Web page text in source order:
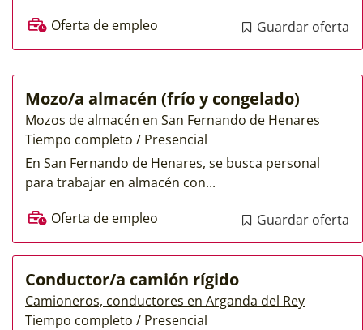
Oferta de empleo
Guardar oferta
Mozo/a almacén (frío y congelado)
Mozos de almacén en San Fernando de Henares
Tiempo completo / Presencial
En San Fernando de Henares, se busca personal
para trabajar en almacén con...
Oferta de empleo
Guardar oferta
Conductor/a camión rígido
Camioneros, conductores en Arganda del Rey
Tiempo completo / Presencial